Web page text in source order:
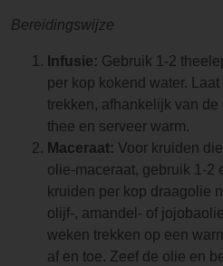
Bereidingswijze
Infusie: Gebruik 1-2
per kop kokend water.
trekken, afhankelijk van
thee en serveer warm.
Maceraat: Voor kruiden
olie-maceraat, gebruik 1-2
kruiden per kop draagolie
olijf-, amandel- of
weken trekken op een
af en toe. Zeef de olie en